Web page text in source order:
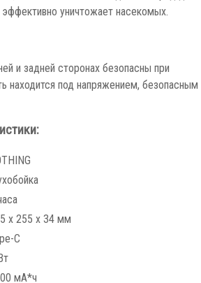
уничтожает насекомых.
и задней сторонах безопасны при
находится под напряжением, безопасным
х 255 х 34 мм
C
мА*ч